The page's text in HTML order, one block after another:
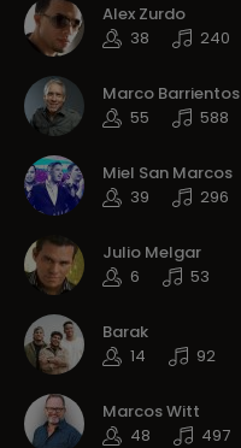
Alex Zurdo
38
240
Marco Barrientos
55
588
Miel San Marcos
39
296
Julio Melgar
6
53
Barak
14
92
Marcos Witt
48
497